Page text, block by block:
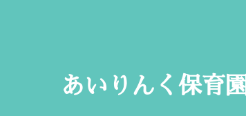
あいりんく保育園